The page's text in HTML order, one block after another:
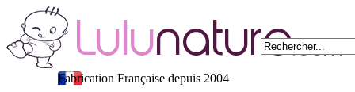
Fabrication Française depuis 2004